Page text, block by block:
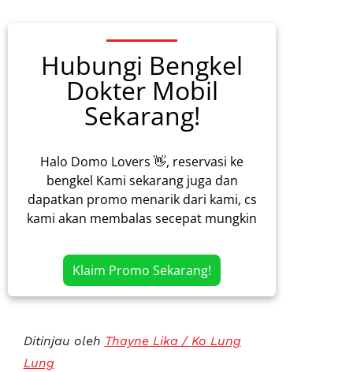
Hubungi Bengkel
Dokter Mobil
Sekarang!
Halo Domo Lovers 👋, reservasi ke
bengkel Kami sekarang juga dan
dapatkan promo menarik dari kami, cs
kami akan membalas secepat mungkin
Klaim Promo Sekarang!
Ditinjau oleh Thayne Lika / Ko Lung
Lung